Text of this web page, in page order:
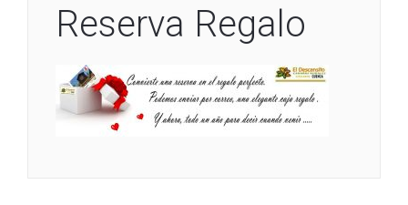
Reserva Regalo